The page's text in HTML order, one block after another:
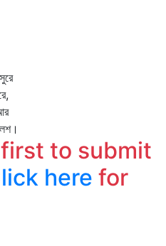
first to submit
here for